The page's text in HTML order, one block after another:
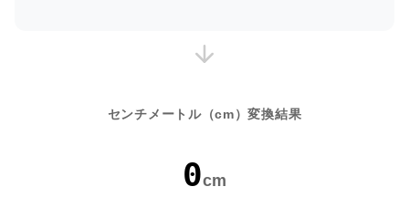
センチメートル（cm）変換結果
0cm